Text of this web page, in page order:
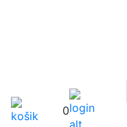
0